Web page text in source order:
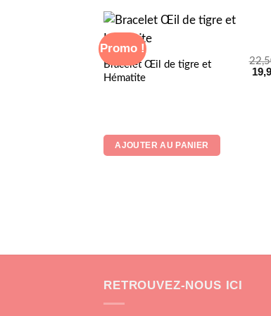
Promo !
Bracelet Œil de tigre et
Hématite
Le
AJOUTER AU PANIER
RETROUVEZ-NOUS ICI